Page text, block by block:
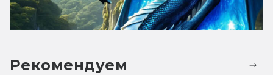
Рекомендуем